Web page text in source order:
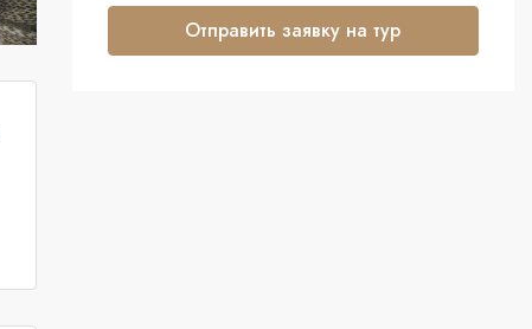
Отправить заявку на тур